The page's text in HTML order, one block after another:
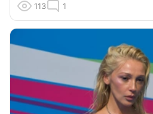
113 1